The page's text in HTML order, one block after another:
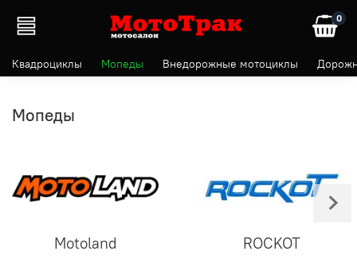
0
Квадроциклы Мопеды Внедорожные мотоциклы
Мопеды
Motoland ROCKOT